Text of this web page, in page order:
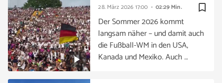
bookmark_border
28. März 2026 17:00 02:29 Min.
Der Sommer 2026 kommt
langsam näher – und damit auch
die Fußball-WM in den USA,
Kanada und Mexiko. Auch …